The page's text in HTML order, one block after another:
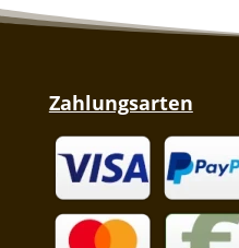
Zahlungsarten